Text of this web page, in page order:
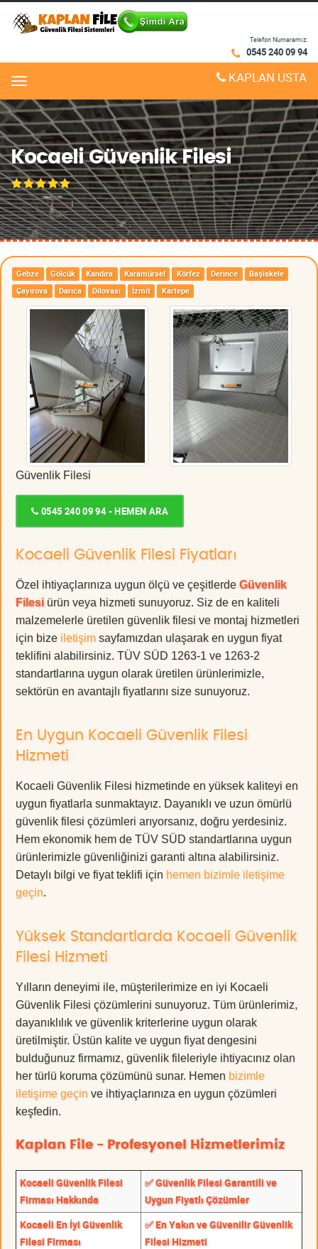
Telefon Numaramız:
0545 240 09 94
Menu KAPLAN USTA
Kocaeli Güvenlik Filesi
Gebze Gölcük Kandıra Karamürsel Körfez Derince
Başiskele
Çayırova
Darıca Dilovası İzmit Kartepe
Güvenlik Filesi
0545 240 09 94 - HEMEN ARA
Kocaeli Güvenlik Filesi Fiyatları
Özel ihtiyaçlarınıza uygun ölçü ve çeşitlerde Güvenlik
Filesi ürün veya hizmeti sunuyoruz. Siz de en kaliteli
malzemelerle üretilen güvenlik filesi ve montaj hizmetleri
için bize iletişim sayfamızdan ulaşarak en uygun fiyat
teklifini alabilirsiniz. TÜV SÜD 1263-1 ve 1263-2
standartlarına uygun olarak üretilen ürünlerimizle,
sektörün en avantajlı fiyatlarını size sunuyoruz.
En Uygun Kocaeli Güvenlik Filesi
Hizmeti
Kocaeli Güvenlik Filesi hizmetinde en yüksek kaliteyi en
uygun fiyatlarla sunmaktayız. Dayanıklı ve uzun ömürlü
güvenlik filesi çözümleri arıyorsanız, doğru yerdesiniz.
Hem ekonomik hem de TÜV SÜD standartlarına uygun
ürünlerimizle güvenliğinizi garanti altına alabilirsiniz.
Detaylı bilgi ve fiyat teklifi için hemen bizimle iletişime
geçin.
Yüksek Standartlarda Kocaeli Güvenlik
Filesi Hizmeti
Yılların deneyimi ile, müşterilerimize en iyi Kocaeli
Güvenlik Filesi çözümlerini sunuyoruz. Tüm ürünlerimiz,
dayanıklılık ve güvenlik kriterlerine uygun olarak
üretilmiştir. Üstün kalite ve uygun fiyat dengesini
bulduğunuz firmamız, güvenlik fileleriyle ihtiyacınız olan
her türlü koruma çözümünü sunar. Hemen bizimle
iletişime geçin ve ihtiyaçlarınıza en uygun çözümleri
keşfedin.
Kaplan File - Profesyonel Hizmetlerimiz
Kocaeli Güvenlik Filesi
Firması Hakkında
✅ Güvenlik Filesi Garantili ve
Uygun Fiyatlı Çözümler
Kocaeli En İyi Güvenlik
Filesi Firması
✅ En Yakın ve Güvenilir Güvenlik
Filesi Hizmeti